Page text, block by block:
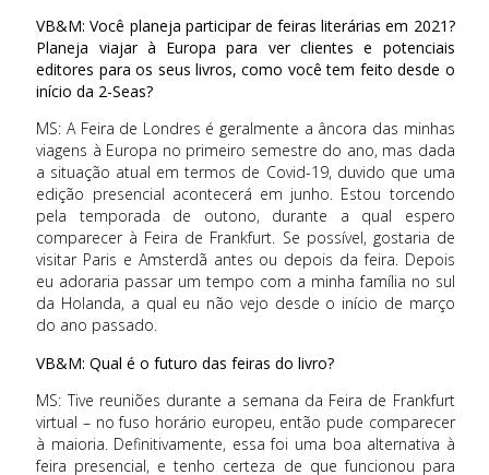
VB&M: Você planeja participar de feiras literárias em 2021?
Planeja viajar à Europa para ver clientes e potenciais
editores para os seus livros, como você tem feito desde o
início da 2-Seas?
MS: A Feira de Londres é geralmente a âncora das minhas
viagens à Europa no primeiro semestre do ano, mas dada
a situação atual em termos de Covid-19, duvido que uma
edição presencial acontecerá em junho. Estou torcendo
pela temporada de outono, durante a qual espero
comparecer à Feira de Frankfurt. Se possível, gostaria de
visitar Paris e Amsterdã antes ou depois da feira. Depois
eu adoraria passar um tempo com a minha família no sul
da Holanda, a qual eu não vejo desde o início de março
do ano passado.
VB&M: Qual é o futuro das feiras do livro?
MS: Tive reuniões durante a semana da Feira de Frankfurt
virtual – no fuso horário europeu, então pude comparecer
à maioria. Definitivamente, essa foi uma boa alternativa à
feira presencial, e tenho certeza de que funcionou para